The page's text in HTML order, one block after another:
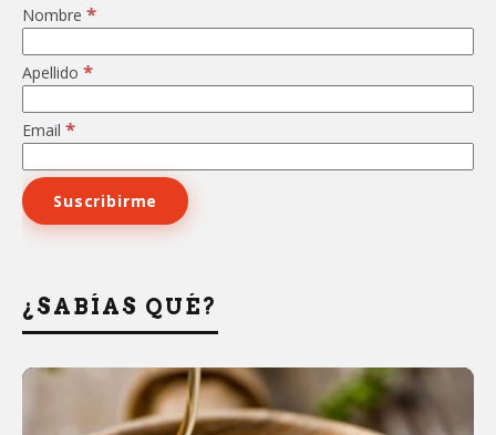
Nombre *
Apellido *
Email *
¿SABÍAS QUÉ?